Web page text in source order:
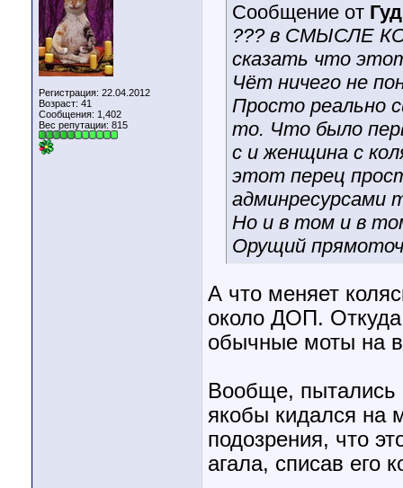
Регистрация: 22.04.2012
Возраст: 41
Сообщения: 1,402
Вес репутации: 815
Сообщение от
??? в СМЫСЛЕ
сказать что
Чёт ничего не
Просто реально
то. Что было
с и женщина с
этот перец
админресурсами
Но и в том и в
Орущий
А что меняет
около ДОП.
обычные моты на
Вообще, пытались
якобы кидался на
подозрения, что
агала, списав его